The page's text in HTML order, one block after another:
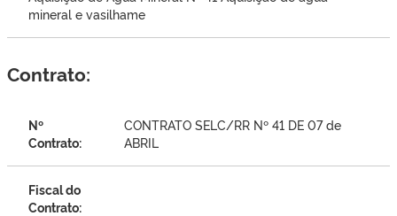
mineral e vasilhame
Contrato:
Nº
Contrato:
CONTRATO SELC/RR Nº 41 DE 07 de
ABRIL
Fiscal do
Contrato: